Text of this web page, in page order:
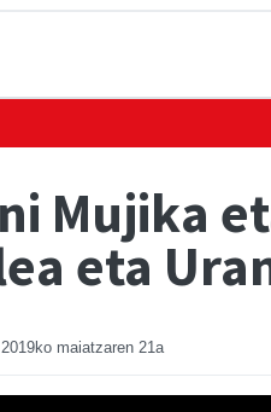
Mujika
eta
2019ko maiatzaren 21a